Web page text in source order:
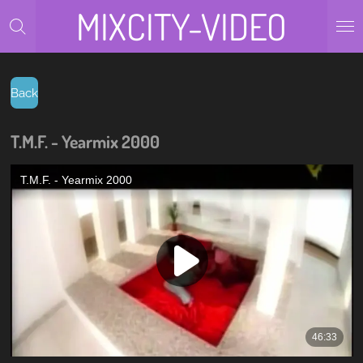
Zum
Hauptinhalt
springen
MIXCITY-VIDEO
Back
T.M.F. - Yearmix 2000